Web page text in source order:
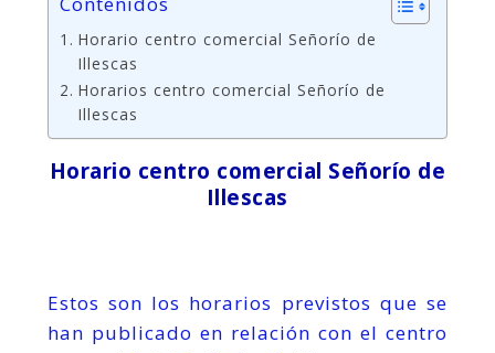
Horario centro comercial Señorío de
Illescas
Horarios centro comercial Señorío de
Illescas
Horario centro comercial Señorío de
Illescas
Estos son los horarios previstos que se
han publicado en relación con el centro